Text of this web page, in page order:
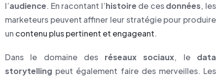
l’audience. En racontant l’histoire de cesdonnées, les
marketeurs peuvent affiner leur stratégie pour produire
un contenu plus pertinent et engageant.
Dans le domaine des réseaux sociaux, le data
storytelling peut également faire des merveilles. Les